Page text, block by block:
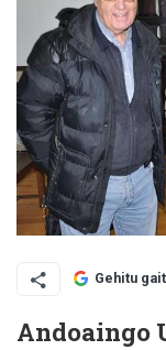
Gehitu
Andoaingo